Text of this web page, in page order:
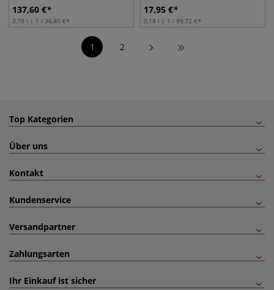
137,60 €
3,78 l | 1 l 36,40 €
17,95 €
0,18 l | 1 l 99,72 €
1 2
Top Kategorien
Über uns
Kontakt
Kundenservice
Versandpartner
Zahlungsarten
Ihr Einkauf ist sicher